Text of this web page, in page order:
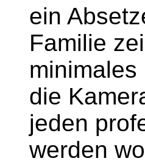
ein
Familie
die
jeden
werden